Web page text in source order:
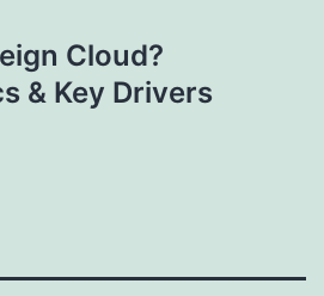
Cloud?
& Key Drivers